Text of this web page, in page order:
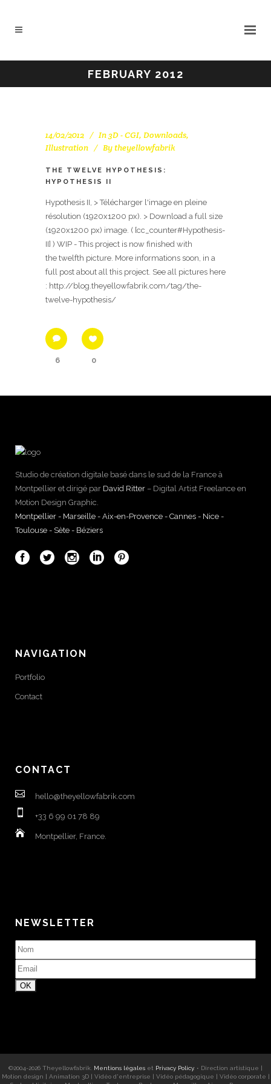
FEBRUARY 2012
14/02/2012 In3D - CGI, Downloads,
Illustration
Bytheyellowfabrik
THE TWELVE HYPOTHESIS:
HYPOTHESIS II
Hypothesis II, > Télécharger l'image en pleine
résolution (1920x1200 px). > Download a full size
(1920x1200 px) image. ( [cc_counter#Hypothesis-
II] ) WIP - This project is now finished with
the twelfth picture. More informations soon, in a
full post about all this project. See all pictures here
: http://blog.theyellowfabrik.com/tag/the-
twelve-hypothesis/
6 0
Studio de création digitale basé dans le sud de la France à
Montpellier et dirigé par David Ritter – Digital Artist Freelance en
Motion Design Graphic.
Montpellier - Marseille - Aix-en-Provence - Cannes - Nice -
Toulouse - Sète - Béziers
NAVIGATION
Portfolio
Contact
CONTACT
hello@theyellowfabrik.com
+33 6 99 01 78 89
Montpellier, France.
NEWSLETTER
©2004-2026 Theyellowfabrik Mentions légales et Privacy Policy. • Direction artistique |
Motion design | Animation 3D| Vidéo d'entreprise | Vidéo pédagogique | Vidéo corporate |